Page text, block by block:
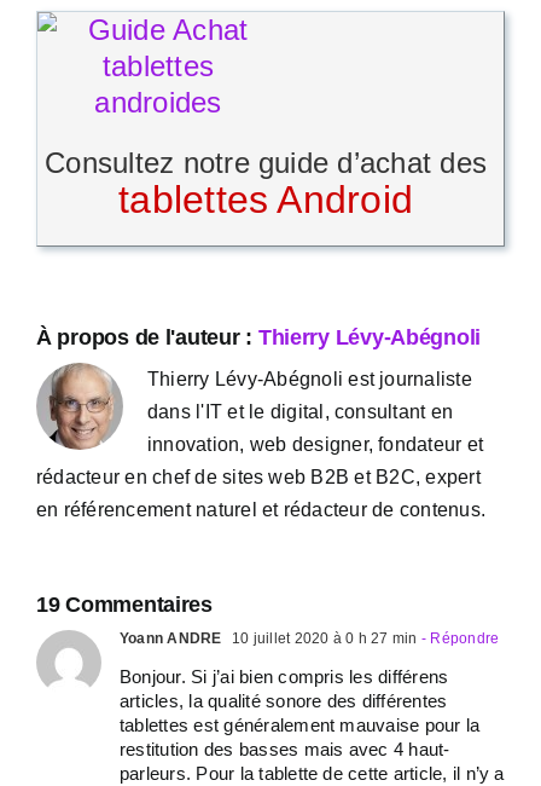
Consultez notre guide d’achat des
tablettes Android
À propos de l'auteur : Thierry Lévy-Abégnoli
Thierry Lévy-Abégnoli est journaliste
dans l'IT et le digital, consultant en
innovation, web designer, fondateur et
rédacteur en chef de sites web B2B et B2C, expert
en référencement naturel et rédacteur de contenus.
19 Commentaires
Yoann ANDRE 10 juillet 2020 à 0 h 27 min - Répondre
Bonjour. Si j’ai bien compris les différens
articles, la qualité sonore des différentes
tablettes est généralement mauvaise pour la
restitution des basses mais avec 4 haut-
parleurs. Pour la tablette de cette article, il n’y a